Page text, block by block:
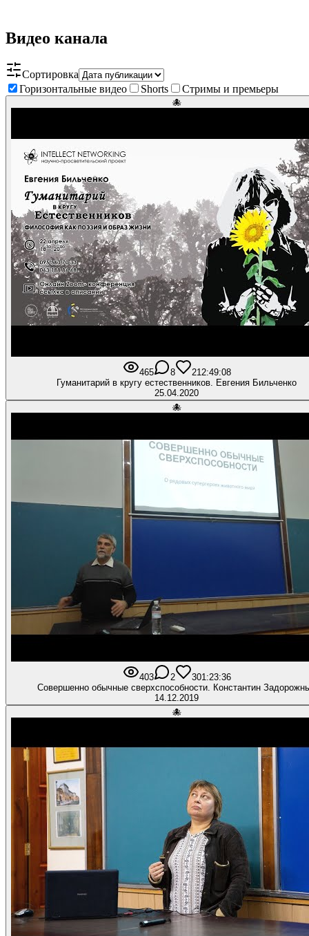
Видео канала
Сортировка
Горизонтальные видео
Shorts Стримы и премьеры
🐙
465 8 21 2:49:08
Гуманитарий в кругу естественников. Евгения Бильченко
25.04.2020
🐙
403 2 301:23:36
Совершенно обычные сверхспособности. Константин
14.12.2019
🐙